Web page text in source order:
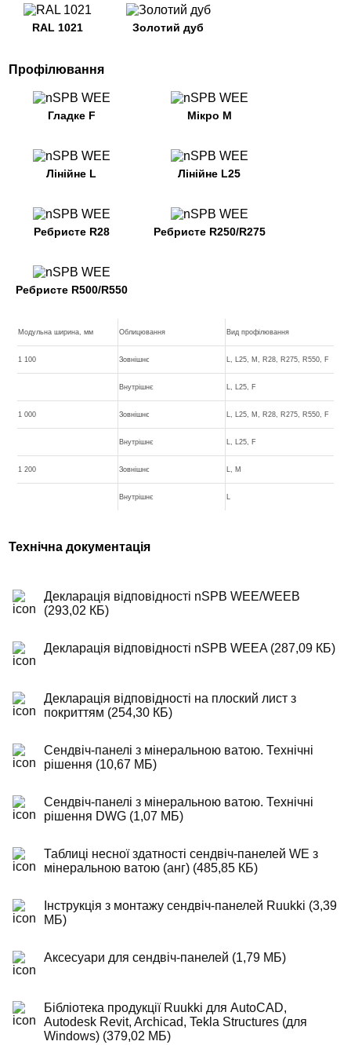
RAL 1021 Золотий дуб
Профілювання
Гладке F Мікро M
Лінійне L Лінійне L25
Ребристе R28 Ребристе R250/R275
Ребристе R500/R550
Модульна ширина, мм Облицювання Вид профілювання
1 100 Зовнішнє L, L25, M, R28, R275, R550, F
Внутрішнє L, L25, F
1 000 Зовнішнє L, L25, M, R28, R275, R550, F
Внутрішнє L, L25, F
1 200 Зовнішнє L, M
Внутрішнє L
Технічна документація
Декларація відповідності nSPB WEE/WEEB
(293,02 КБ)
Декларація відповідності nSPB WEEA (287,09 КБ)
Декларація відповідності на плоский лист з
покриттям (254,30 КБ)
Сендвіч-панелі з мінеральною ватою. Технічні
рішення (10,67 МБ)
Сендвіч-панелі з мінеральною ватою. Технічні
рішення DWG (1,07 МБ)
Таблиці несної здатності сендвіч-панелей WE з
мінеральною ватою (анг) (485,85 КБ)
Інструкція з монтажу сендвіч-панелей Ruukki (3,39
МБ)
Аксесуари для сендвіч-панелей (1,79 МБ)
Бібліотека продукції Ruukki для AutoCAD,
Autodesk Revit, Archicad, Tekla Structures (для
Windows) (379,02 МБ)